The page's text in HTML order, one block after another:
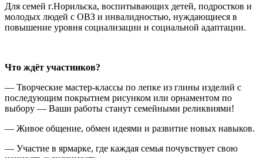
Для семей г.Норильска, воспитывающих детей, подростков и
молодых людей с ОВЗ и инвалидностью, нуждающиеся в
повышение уровня социализации и социальной адаптации.
Что ждёт участников?
— Творческие мастер-классы по лепке из глины изделий с
последующим покрытием рисунком или орнаментом по
выбору — Ваши работы станут семейными реликвиями!
— Живое общение, обмен идеями и развитие новых навыков.
— Участие в ярмарке, где каждая семья почувствует свою